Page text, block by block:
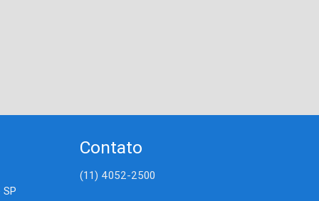
Contato
(11) 4052-2500